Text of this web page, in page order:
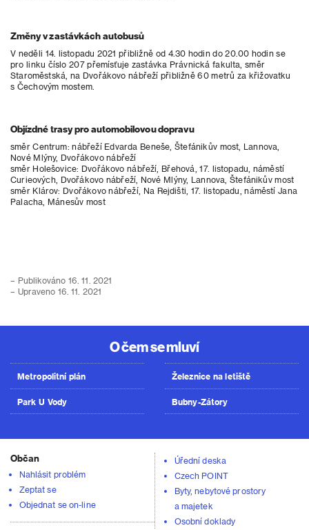
Změny v zastávkách autobusů
V neděli 14. listopadu 2021 přibližně od 4.30 hodin do 20.00 hodin se
pro linku číslo 207 přemísťuje zastávka Právnická fakulta, směr
Staroměstská, na Dvořákovo nábřeží přibližně 60 metrů za křižovatku
s Čechovým mostem.
Objízdné trasy pro automobilovou dopravu
směr Centrum: nábřeží Edvarda Beneše, Štefánikův most, Lannova,
Nové Mlýny, Dvořákovo nábřeží
směr Holešovice: Dvořákovo nábřeží, Břehová, 17. listopadu, náměstí
Curieových, Dvořákovo nábřeží, Nové Mlýny, Lannova, Štefánikův most
směr Klárov: Dvořákovo nábřeží, Na Rejdišti, 17. listopadu, náměstí Jana
Palacha, Mánesův most
– Publikováno 16. 11. 2021
– Upraveno 16. 11. 2021
O čem se mluví
Metropolitní plán
Park U Vody
Železnice na letiště
Bubny-Zátory
Občan
Nahlásit problém
Zeptat se
Objednat se on-line
Úřední deska
Czech POINT
Byty, nebytové prostory
a majetek
Osobní doklady